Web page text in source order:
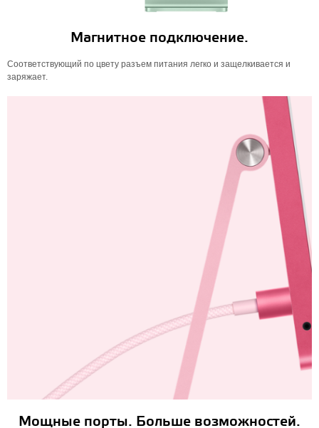
Магнитное подключение.
Соответствующий по цвету разъем питания легко и защелкивается и
заряжает.
Мощные порты. Больше возможностей.